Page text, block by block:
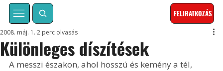
FELIRATKOZÁS
Különleges díszítések
2008. máj. 1. 2 perc olvasás
A messzi északon, ahol hosszú és kemény a tél,